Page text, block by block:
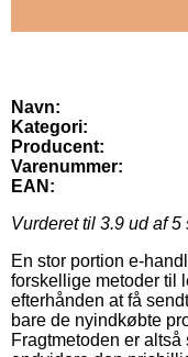
Navn:
Kategori:
Producent:
Varenummer:
EAN:
Vurderet til 3.9 ud af 5
En stor portion e-
forskellige metoder til
efterhånden at få
bare de nyindkøbte
Fragtmetoden er